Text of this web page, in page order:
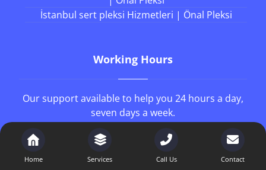
İstanbul sert pleksi Hizmetleri | Önal Pleksi
Working Hours
Our support available to help you 24 hours a day,
seven days a week.
Monday to Friday
8AM - 4PM
Saturday
8AM - 1PM
Home Services Call Us Contact